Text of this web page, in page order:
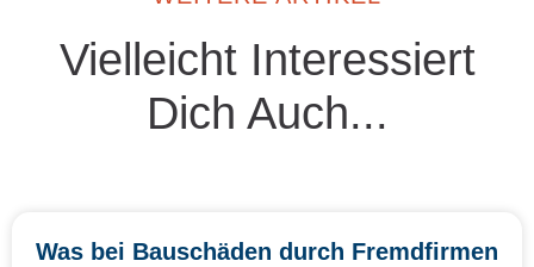
Vielleicht Interessiert
Dich Auch...
Was bei Bauschäden durch Fremdfirmen